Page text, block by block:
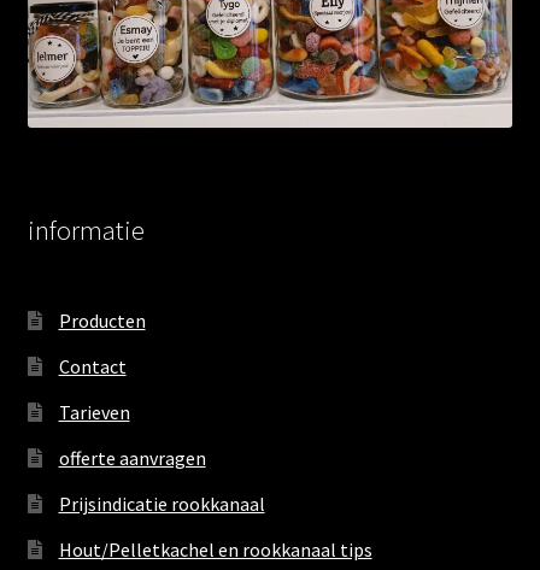
informatie
Producten
Contact
Tarieven
offerte aanvragen
Prijsindicatie rookkanaal
Hout/Pelletkachel en rookkanaal tips